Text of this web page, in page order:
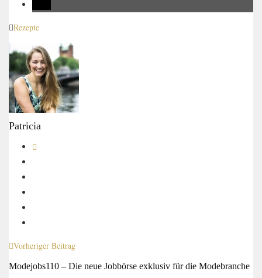
Rezepte
Patricia
Vorheriger Beitrag
Modejobs110 – Die neue Jobbörse exklusiv für die Modebranche